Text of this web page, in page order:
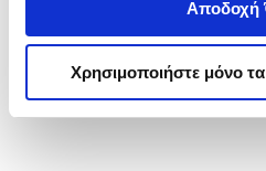
Αποδοχή
Χρησιμοποιήστε μόνο